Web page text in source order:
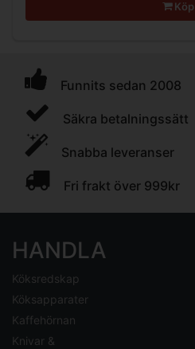
Köp
Funnits sedan 2008
Säkra betalningssätt
Snabba leveranser
Fri frakt över 999kr
HANDLA
Köksredskap
Köksapparater
Kaffehörnan
Knivar &